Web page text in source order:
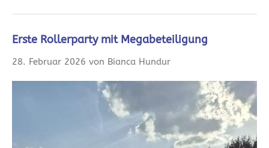
Erste Rollerparty mit Megabeteiligung
28. Februar 2026 von Bianca Hundur